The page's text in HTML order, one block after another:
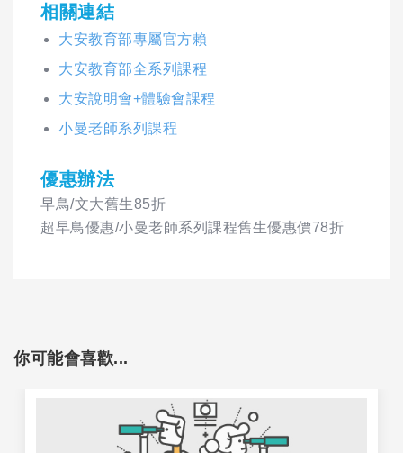
相關連結
大安教育部專屬官方賴
大安教育部全系列課程
大安說明會+體驗會課程
小曼老師系列課程
優惠辦法
早鳥/文大舊生85折
超早鳥優惠/小曼老師系列課程舊生優惠價78折
你可能會喜歡...